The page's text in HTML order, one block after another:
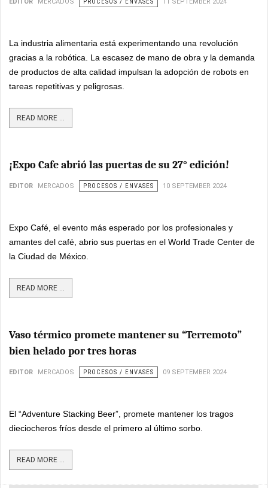
La industria alimentaria está experimentando una revolución
gracias a la robótica. La escasez de mano de obra y la demanda
de productos de alta calidad impulsan la adopción de robots en
tareas repetitivas y peligrosas.
READ MORE ...
¡Expo Cafe abrió las puertas de su 27° edición!
EDITOR MERCADOS PROCESOS / ENVASES 10 SEPTEMBER 2024
Expo Café, el evento más esperado por los profesionales y
amantes del café, abrio sus puertas en el World Trade Center de
la Ciudad de México.
READ MORE ...
Vaso térmico promete mantener su “Terremoto”
bien helado por tres horas
EDITOR MERCADOS PROCESOS / ENVASES 09 SEPTEMBER 2024
El “Adventure Stacking Beer”, promete mantener los tragos
dieciocheros fríos desde el primero al último sorbo.
READ MORE ...